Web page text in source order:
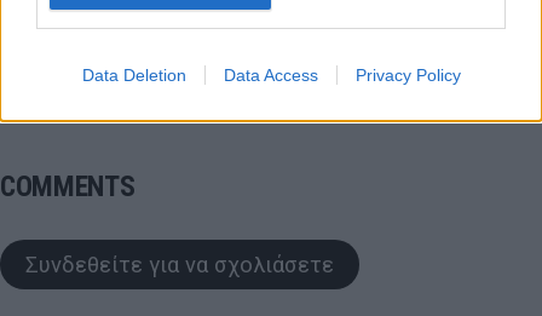
Data Deletion Data Access Privacy Policy
COMMENTS
Συνδεθείτε για να σχολιάσετε